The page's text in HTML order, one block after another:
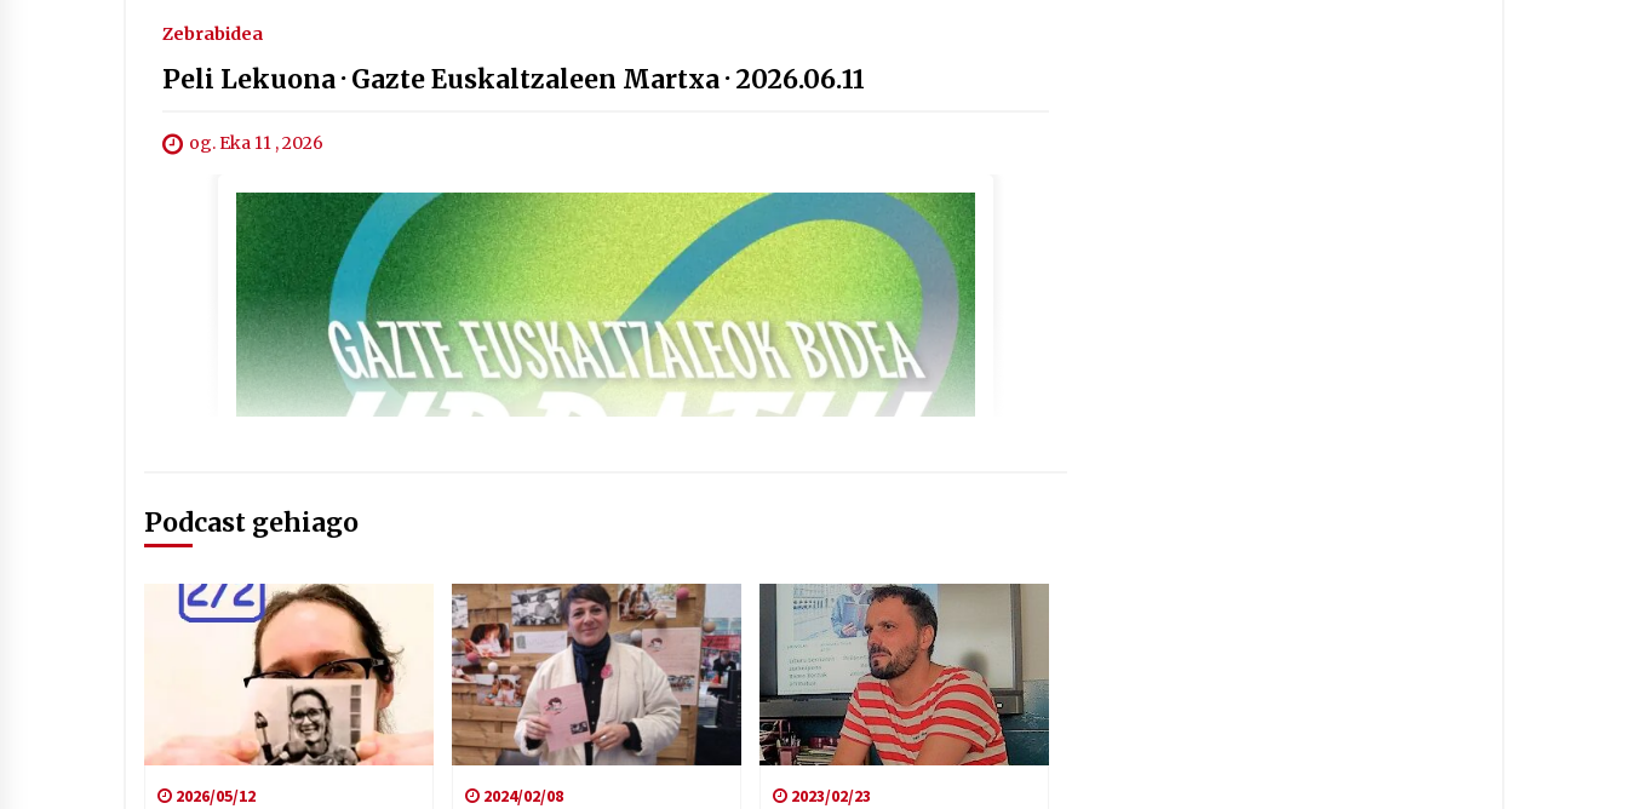
Zebrabidea
Peli Lekuona · Gazte Euskaltzaleen Martxa · 2026.06.11
og. Eka 11 , 2026
Podcast gehiago
2026/05/12 2024/02/08 2023/02/23